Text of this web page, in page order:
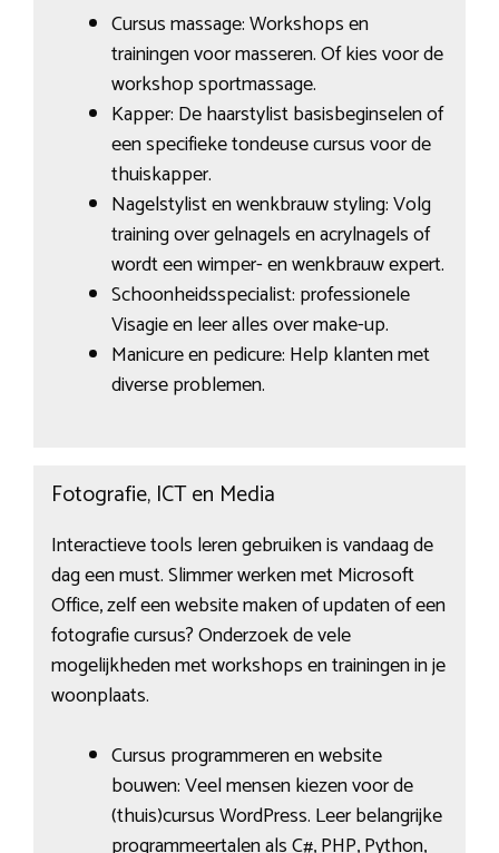
Cursus massage: Workshops en
trainingen voor masseren. Of kies voor de
workshop sportmassage.
Kapper: De haarstylist basisbeginselen of
een specifieke tondeuse cursus voor de
thuiskapper.
Nagelstylist en wenkbrauw styling: Volg
training over gelnagels en acrylnagels of
wordt een wimper- en wenkbrauw expert.
Schoonheidsspecialist: professionele
Visagie en leer alles over make-up.
Manicure en pedicure: Help klanten met
diverse problemen.
Fotografie, ICT en Media
Interactieve tools leren gebruiken is vandaag de
dag een must. Slimmer werken met Microsoft
Office, zelf een website maken of updaten of een
fotografie cursus? Onderzoek de vele
mogelijkheden met workshops en trainingen in je
woonplaats.
Cursus programmeren en website
bouwen: Veel mensen kiezen voor de
(thuis)cursus WordPress. Leer belangrijke